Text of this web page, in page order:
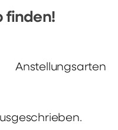
finden!
Anstellungsarten